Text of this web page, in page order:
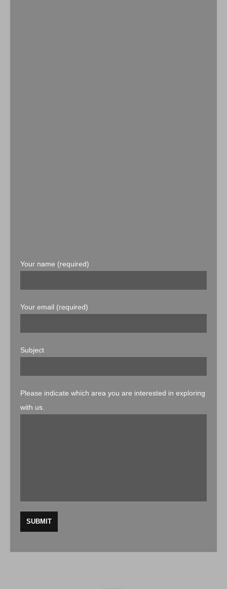
Your name (required)
Your email (required)
Subject
Please indicate which area you are interested in exploring
with us.